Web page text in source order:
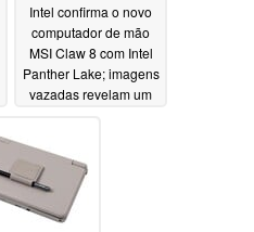
Intel confirma o novo
computador de mão
MSI Claw 8 com Intel
Panther Lake; imagens
vazadas revelam um